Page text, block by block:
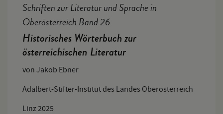
Schriften zur Literatur und Sprache in
Oberösterreich Band 26
Historisches Wörterbuch zur
österreichischen Literatur
von Jakob Ebner
Adalbert-Stifter-Institut des Landes Oberösterreich
Linz 2025